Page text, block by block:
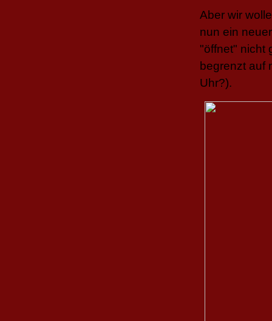
Aber wir
nun ein
"öffnet" nicht
begrenzt auf
Uhr?).